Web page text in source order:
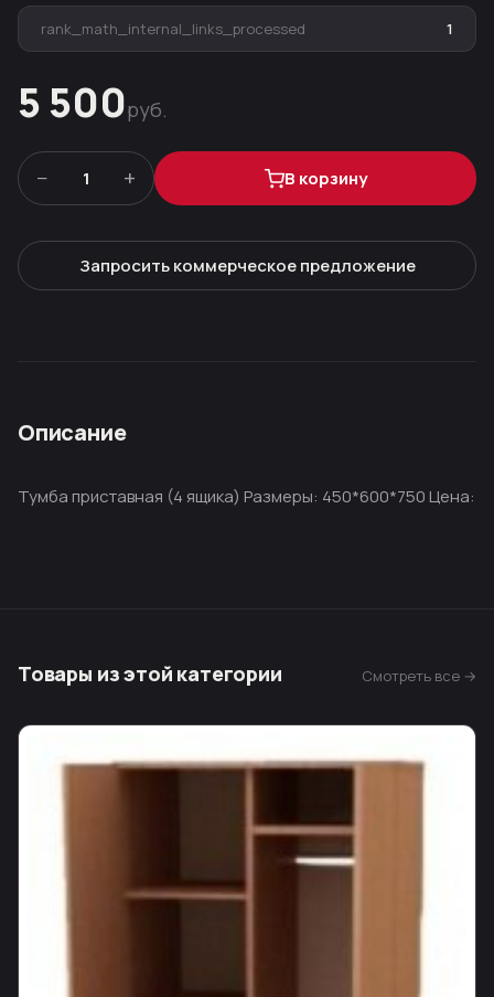
rank_math_internal_links_processed 1
5 500руб.
− 1 + В корзину
Запросить коммерческое предложение
Описание
Тумба приставная (4 ящика) Размеры: 450*600*750 Цена:
Товары из этой категории Смотреть все →